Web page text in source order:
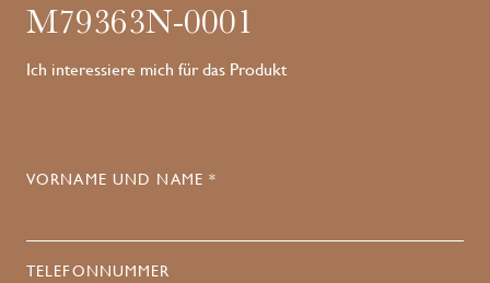
M79363N-0001
Ich interessiere mich für das Produkt
VORNAME UND NAME *
TELEFONNUMMER